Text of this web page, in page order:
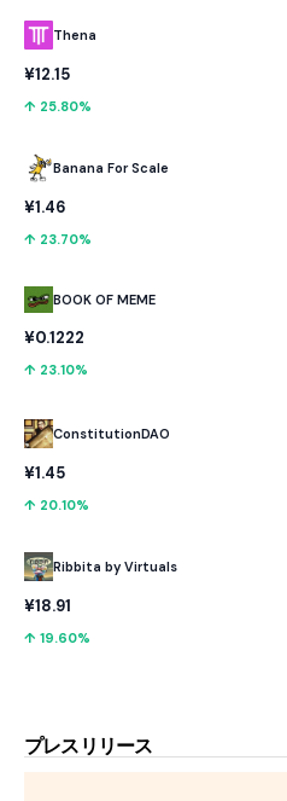
Thena
¥12.15
↑ 25.80%
Banana For Scale
¥1.46
↑ 23.70%
BOOK OF MEME
¥0.1222
↑ 23.10%
ConstitutionDAO
¥1.45
↑ 20.10%
Ribbita by Virtuals
¥18.91
↑ 19.60%
プレスリリース